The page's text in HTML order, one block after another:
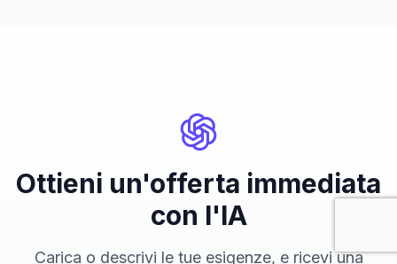
Ottieni un'offerta immediata
con l'IA
Carica o descrivi le tue esigenze, e ricevi una